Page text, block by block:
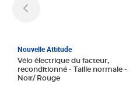
Nouvelle Attitude
Vélo électrique du facteur,
reconditionné - Taille normale -
Noir/ Rouge